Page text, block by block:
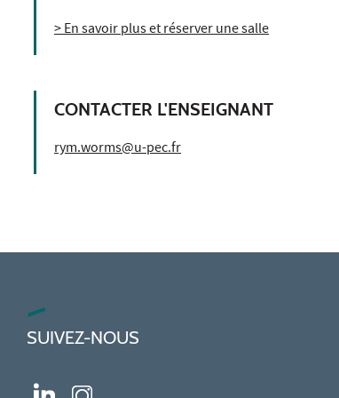
> En savoir plus et réserver une salle
CONTACTER L'ENSEIGNANT
rym.worms@u-pec.fr
SUIVEZ-NOUS